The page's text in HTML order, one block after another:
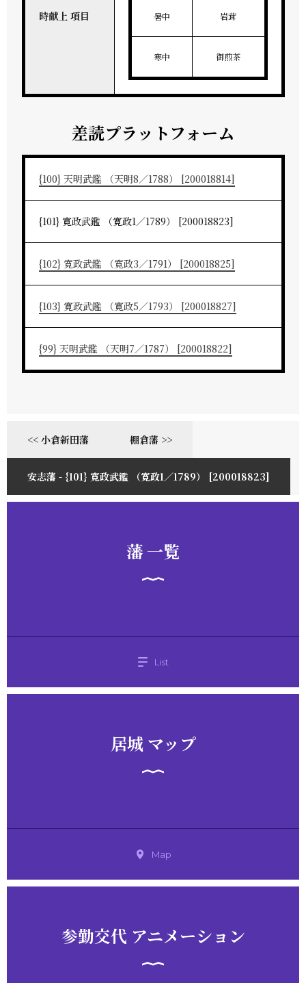
時献上 項目 暑中 岩茸
寒中 御煎茶
差読プラットフォーム
{100} 天明武鑑 （天明8／1788） [200018814]
{101} 寛政武鑑 （寛政1／1789） [200018823]
{102} 寛政武鑑 （寛政3／1791） [200018825]
{103} 寛政武鑑 （寛政5／1793） [200018827]
{99} 天明武鑑 （天明7／1787） [200018822]
<< 小倉新田藩 棚倉藩 >>
安志藩 - {101} 寛政武鑑 （寛政1／1789） [200018823]
藩 一覧
List
居城 マップ
Map
参勤交代 アニメーション